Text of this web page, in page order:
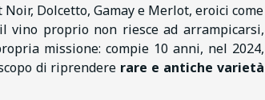
Dolcetto, Gamay e Merlot, eroici come
proprio non riesce ad arrampicarsi,
missione: compie 10 anni, nel 2024,
di riprendere rare e antiche varietà